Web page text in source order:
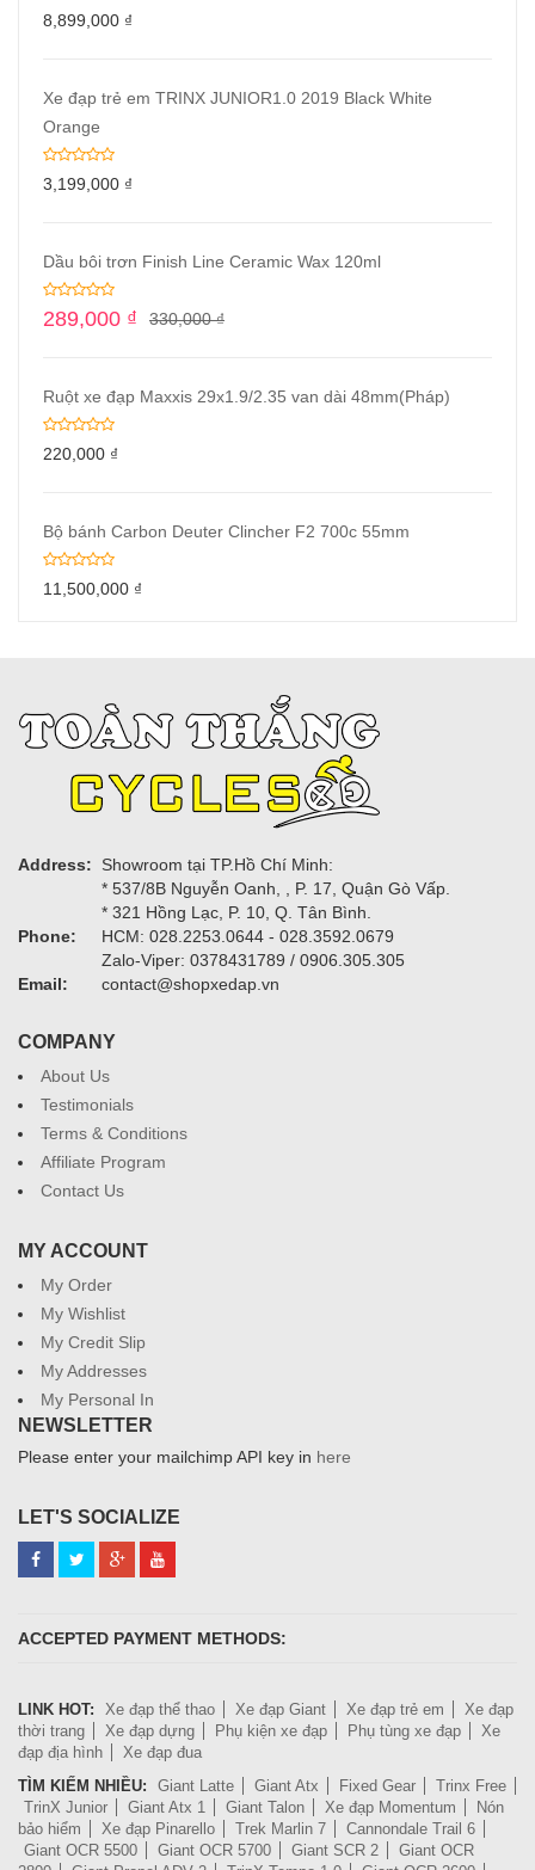
8,899,000 ₫
Xe đạp trẻ em TRINX JUNIOR1.0 2019 Black White
Orange
3,199,000 ₫
Dầu bôi trơn Finish Line Ceramic Wax 120ml
330,000₫
289,000 ₫
Ruột xe đạp Maxxis 29x1.9/2.35 van dài 48mm(Pháp)
220,000 ₫
Bộ bánh Carbon Deuter Clincher F2 700c 55mm
11,500,000 ₫
Address:
Showroom tại TP.Hồ Chí Minh:
* 537/8B Nguyễn Oanh, , P. 17, Quận Gò Vấp.
* 321 Hồng Lạc, P. 10, Q. Tân Bình.
Phone:
HCM: 028.2253.0644 - 028.3592.0679
Zalo-Viper: 0378431789 / 0906.305.305
Email:
contact@shopxedap.vn
COMPANY
About Us
Testimonials
Terms & Conditions
Affiliate Program
Contact Us
MY ACCOUNT
My Order
My Wishlist
My Credit Slip
My Addresses
My Personal In
NEWSLETTER
Please enter your mailchimp API key in here
LET'S SOCIALIZE
ACCEPTED PAYMENT METHODS:
LINK HOT: Xe đạp thể thao Xe đạp Giant Xe đạp trẻ em
Xe đạp
thời trang
Xe đạp dựng Phụ kiện xe đạp Phụ tùng xe đạp
Xe
đạp địa hình
Xe đạp đua
TÌM KIẾM NHIỀU:
Giant Latte Giant Atx Fixed Gear
Trinx Free
TrinX Junior
Giant Atx 1 Giant Talon Xe đạp Momentum
Nón
bảo hiểm
Xe đạp Pinarello Trek Marlin 7
Cannondale Trail 6
Giant OCR 5500
Giant OCR 5700 Giant SCR 2
Giant OCR